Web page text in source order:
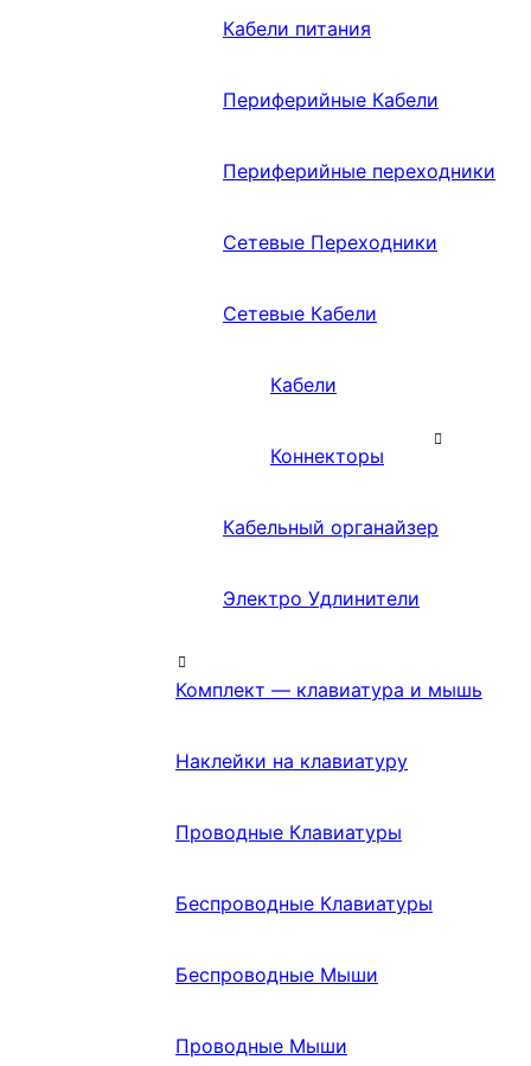
Кабели питания
Периферийные Кабели
Периферийные переходники
Сетевые Переходники
Сетевые Кабели
Кабели
Коннекторы
Кабельный органайзер
Электро Удлинители
Комплект — клавиатура и мышь
Наклейки на клавиатуру
Проводные Клавиатуры
Беспроводные Клавиатуры
Беспроводные Мыши
Проводные Мыши